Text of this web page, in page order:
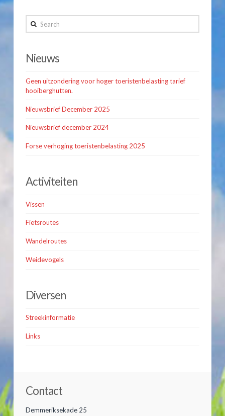
Search
Nieuws
Geen uitzondering voor hoger toeristenbelasting tarief
hooiberghutten.
Nieuwsbrief December 2025
Nieuwsbrief december 2024
Forse verhoging toeristenbelasting 2025
Activiteiten
Vissen
Fietsroutes
Wandelroutes
Weidevogels
Diversen
Streekinformatie
Links
Contact
Demmeriksekade 25